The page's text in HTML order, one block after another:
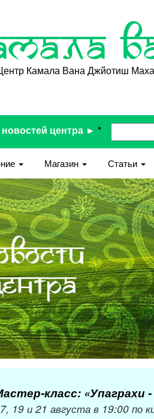
Камала Вана Джйотиш
центра ► *
Магазин Статьи
класс: «Упаграхи
19 и 21 августа в 19:00 по